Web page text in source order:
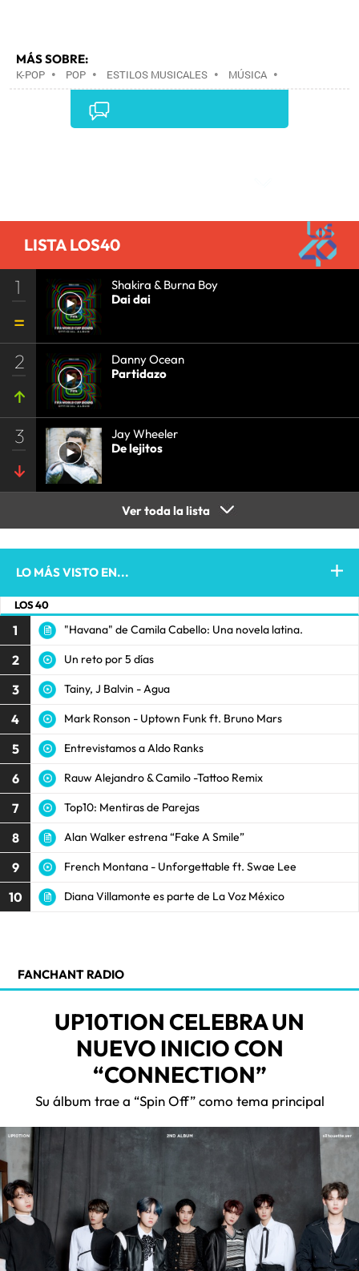
MÁS SOBRE:
K-POP • POP • ESTILOS MUSICALES • MÚSICA •
LISTA LOS40
1
Shakira & Burna Boy
Dai dai
2
Danny Ocean
Partidazo
3
Jay Wheeler
De lejitos
Ver toda la lista
LO MÁS VISTO EN...
LOS 40
1 "Havana" de Camila Cabello: Una novela latina.
2 Un reto por 5 días
3 Tainy, J Balvin - Agua
4 Mark Ronson - Uptown Funk ft. Bruno Mars
5 Entrevistamos a Aldo Ranks
6 Rauw Alejandro & Camilo -Tattoo Remix
7 Top10: Mentiras de Parejas
8 Alan Walker estrena “Fake A Smile”
9 French Montana - Unforgettable ft. Swae Lee
10 Diana Villamonte es parte de La Voz México
FANCHANT RADIO
UP10TION CELEBRA UN
NUEVO INICIO CON
“CONNECTION”
Su álbum trae a “Spin Off” como tema principal